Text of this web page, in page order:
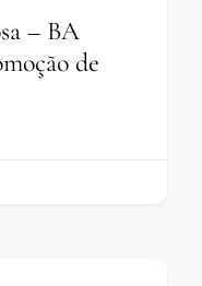
– BA
de